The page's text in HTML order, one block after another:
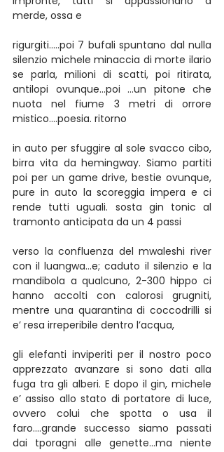
merde, ossa e
rigurgiti…..poi 7 bufali spuntano dal nulla
silenzio michele minaccia di morte ilario
se parla, milioni di scatti, poi ritirata,
antilopi ovunque…poi …un pitone che
nuota nel fiume 3 metri di orrore
mistico….poesia. ritorno
in auto per sfuggire al sole svacco cibo,
birra vita da hemingway. Siamo partiti
poi per un game drive, bestie ovunque,
pure in auto la scoreggia impera e ci
rende tutti uguali. sosta gin tonic al
tramonto anticipata da un 4 passi
verso la confluenza del mwaleshi river
con il luangwa…e; caduto il silenzio e la
mandibola a qualcuno, 2-300 hippo ci
hanno accolti con calorosi grugniti,
mentre una quarantina di coccodrilli si
e’ resa irreperibile dentro l’acqua,
gli elefanti inviperiti per il nostro poco
apprezzato avanzare si sono dati alla
fuga tra gli alberi. E dopo il gin, michele
e’ assiso allo stato di portatore di luce,
ovvero colui che spotta o usa il
faro….grande successo siamo passati
dai tporagni alle genette…ma niente